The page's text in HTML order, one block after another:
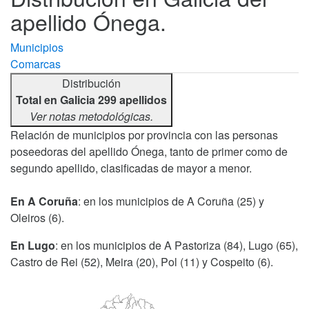
apellido Ónega.
Municipios
Comarcas
Distribución
Total en Galicia 299 apellidos
Ver notas metodológicas.
Relación de municipios por provincia con las personas
poseedoras del apellido Ónega, tanto de primer como de
segundo apellido, clasificadas de mayor a menor.
En A Coruña: en los municipios de A Coruña (25) y
Oleiros (6).
En Lugo: en los municipios de A Pastoriza (84), Lugo (65),
Castro de Rei (52), Meira (20), Pol (11) y Cospeito (6).